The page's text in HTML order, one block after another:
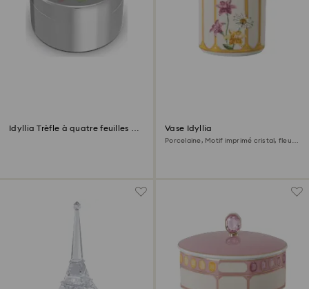
Idyllia Trèfle à quatre feuilles et
Vase Idyllia
Porcelaine, Motif imprimé cristal, fleur,